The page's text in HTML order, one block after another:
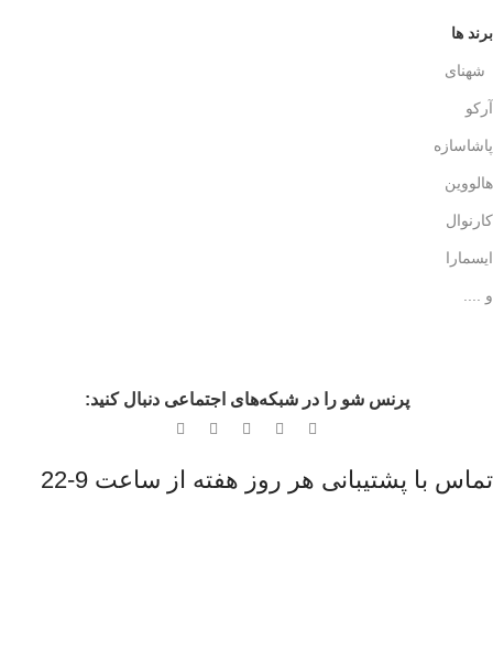
برند ها
شهنای
آرکو
پاشاسازه
هالووین
کارنوال
ایسمارا
و ....
پرنس شو را در شبکه‌های اجتماعی دنبال کنید:
تماس با پشتیبانی هر روز هفته از ساعت 9-22